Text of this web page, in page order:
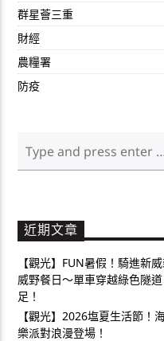
群星薈三重
財經
農糧署
防疫
近期文章
【觀光】FUN暑假！騎進新
威野餐日～單車穿越綠色隧
足！
【觀光】2026塩夏生活節！
樂派對浪漫登場！